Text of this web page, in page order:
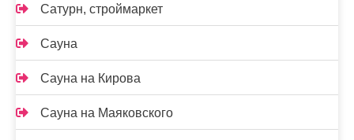
Сатурн, строймаркет
Сауна
Сауна на Кирова
Сауна на Маяковского